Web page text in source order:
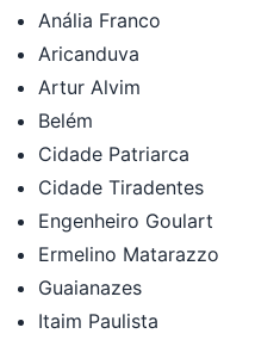
Anália Franco
Aricanduva
Artur Alvim
Belém
Cidade Patriarca
Cidade Tiradentes
Engenheiro Goulart
Ermelino Matarazzo
Guaianazes
Itaim Paulista